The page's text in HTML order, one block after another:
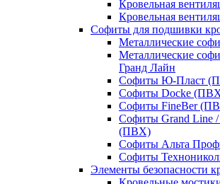
Кровельная
Кровельная
Cофиты для подшивки
Металлические
Металлические
Гранд Лайн
Софиты Ю-Пласт
Софиты Docke
Софиты FineBer
Софиты Grand Line
(ПВХ)
Софиты Альта
Софиты
Элементы безопасности